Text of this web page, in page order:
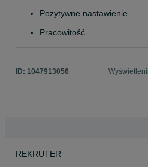
Pozytywne nastawienie.
Pracowitość
ID: 1047913056
REKRUTER